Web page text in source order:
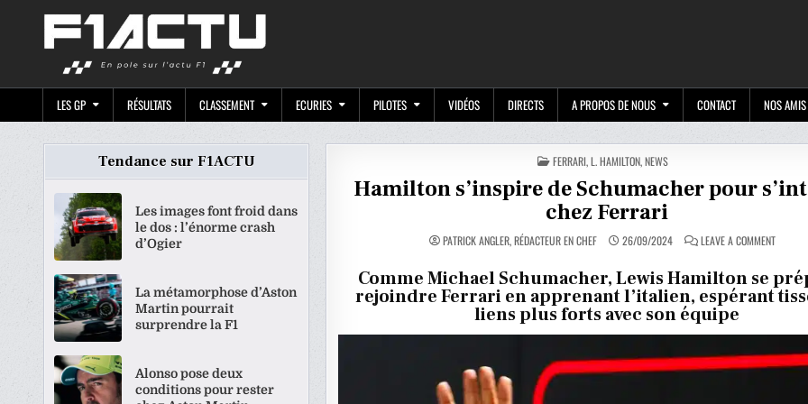
LES GP RÉSULTATS CLASSEMENT ECURIES PILOTES VIDÉOS DIRECTS A PROPOS DE NOUS CONTACT NOS AMIS
POSTED
IN
FERRARI,L. HAMILTON,NEWS
Hamilton s’inspire de Schumacher pour
chez Ferrari
PATRICK ANGLER, RÉDACTEUR EN CHEF 26/09/2024 LEAVE A COMMENTON
DE
POUR
Comme Michael Schumacher, Lewis Hamilton se
rejoindre Ferrari en apprenant l’italien, espérant
liens plus forts avec son équipe
Tendance sur F1ACTU
Les images font froid dans
le dos : l’énorme crash
d’Ogier
La métamorphose d’Aston
Martin pourrait
surprendre la F1
Alonso pose deux
conditions pour rester